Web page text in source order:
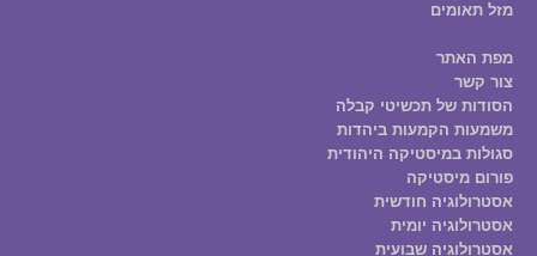
מזל תאומים
מפת האתר
צור קשר
הסודות של תכשיטי קבלה
משמעות הקמעות ביהדות
סגולות במיסטיקה היהודית
פורום מיסטיקה
אסטרולוגיה חודשית
אסטרולוגיה יומית
אסטרולוגיה שבועית